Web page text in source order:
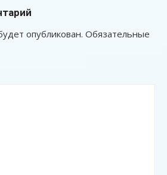
опубликован. Обязательные